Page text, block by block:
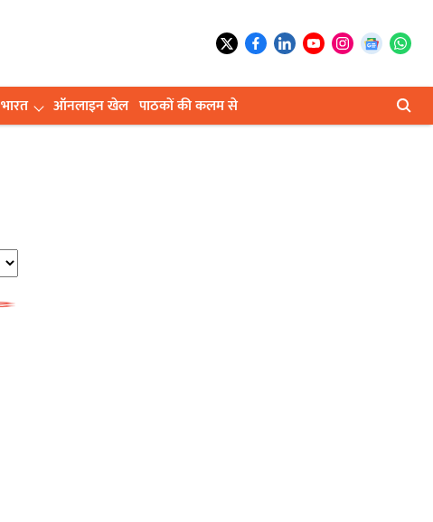
भारत ऑनलाइन खेल पाठकों की कलम से